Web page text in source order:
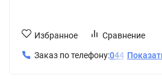
Избранное Сравнение
Заказ по телефону:044